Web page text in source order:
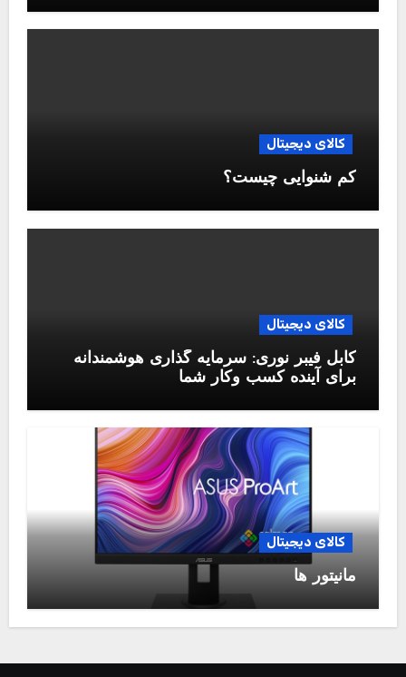
کالای دیجیتال
کم شنوایی چیست؟
کالای دیجیتال
کابل فیبر نوری: سرمایه گذاری هوشمندانه
برای آینده کسب وکار شما
کالای دیجیتال
مانیتور ها